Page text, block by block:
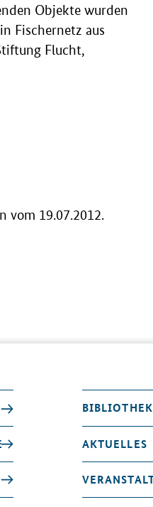
Objekte wurden
Fischernetz aus
Flucht,
vom 19.07.2012.
BIBLIOTHEK
AKTUELLES